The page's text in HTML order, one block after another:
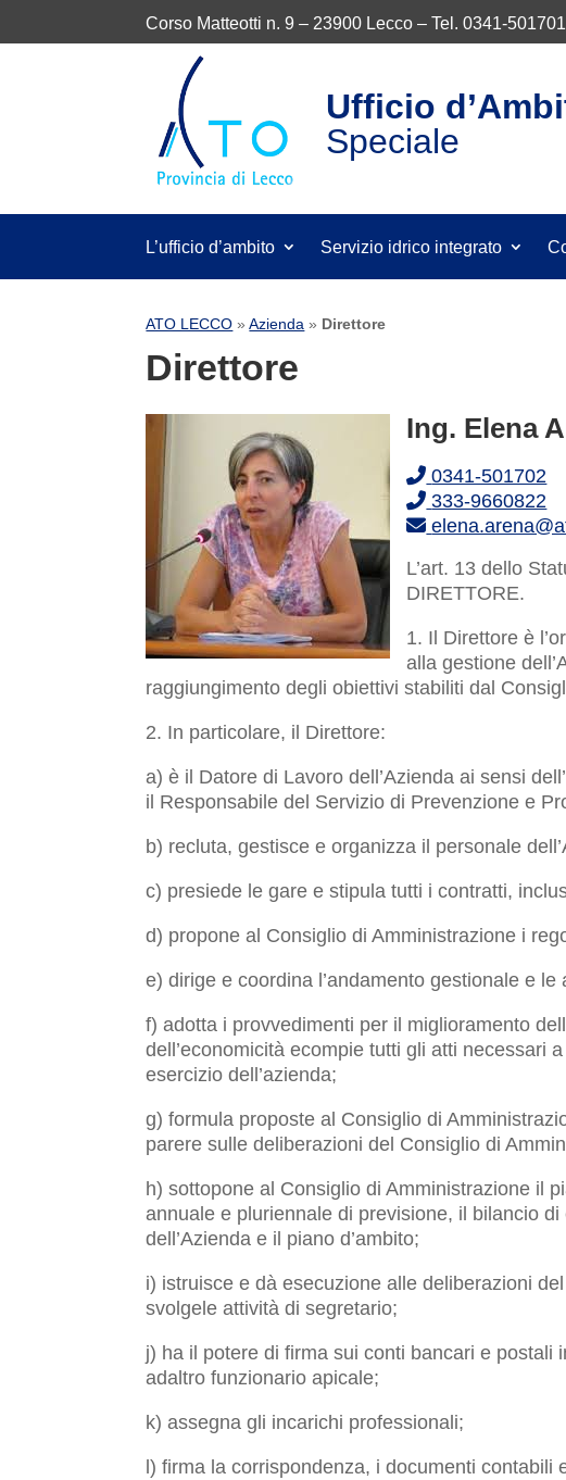
Corso Matteotti n. 9 – 23900 Lecco – Tel. 0341-
Ufficio
Speciale
L’ufficio d’ambito Servizio idrico integrato
ATO LECCO »Azienda » Direttore
Direttore
Ing. Elena
0341-501702
333-9660822
L’art. 13 dello
DIRETTORE.
1. Il Direttore è
alla gestione
raggiungimento degli obiettivi stabiliti dal
2. In particolare, il Direttore:
a) è il Datore di Lavoro dell’Azienda ai sensi
il Responsabile del Servizio di Prevenzione e
b) recluta, gestisce e organizza il personale
c) presiede le gare e stipula tutti i contratti,
d) propone al Consiglio di Amministrazione i
e) dirige e coordina l’andamento gestionale e
f) adotta i provvedimenti per il miglioramento
dell’economicità ecompie tutti gli atti necessari
esercizio dell’azienda;
g) formula proposte al Consiglio di
parere sulle deliberazioni del Consiglio di
h) sottopone al Consiglio di Amministrazione il
annuale e pluriennale di previsione, il bilancio
dell’Azienda e il piano d’ambito;
i) istruisce e dà esecuzione alle deliberazioni
svolgele attività di segretario;
j) ha il potere di firma sui conti bancari e postali
adaltro funzionario apicale;
k) assegna gli incarichi professionali;
l) firma la corrispondenza, i documenti contabili